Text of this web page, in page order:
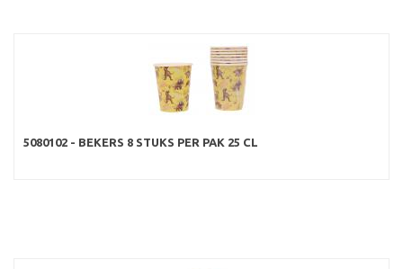
5080102 - BEKERS 8 STUKS PER PAK 25 CL